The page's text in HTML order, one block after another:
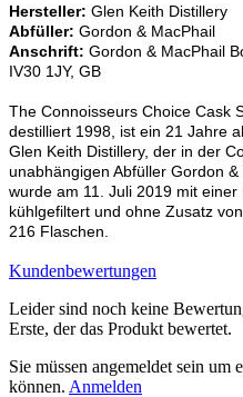
Hersteller: Glen Keith Distillery
Abfüller: Gordon & MacPhail
Anschrift: Gordon & MacPhail
IV30 1JY, GB
The Connoisseurs Choice Cask
destilliert 1998, ist ein 21 Jahre
Glen Keith Distillery, der in der
unabhängigen Abfüller Gordon
wurde am 11. Juli 2019 mit
kühlgefiltert und ohne Zusatz
216 Flaschen.
Kundenbewertungen
Leider sind noch keine
Erste, der das Produkt bewertet.
Sie müssen angemeldet sein um
können. Anmelden